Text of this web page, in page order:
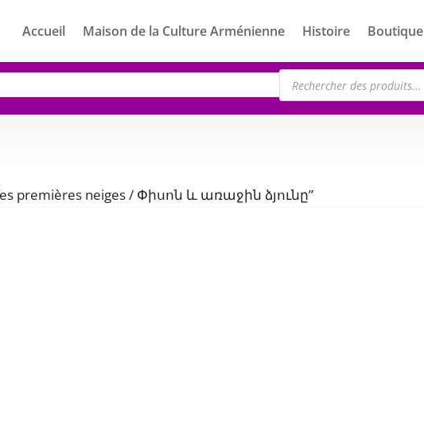
Accueil Maison de la Culture Arménienne Histoire Boutique
Recherche
de
produits
premières neiges / Փիսոն և առաջին ձյունը”